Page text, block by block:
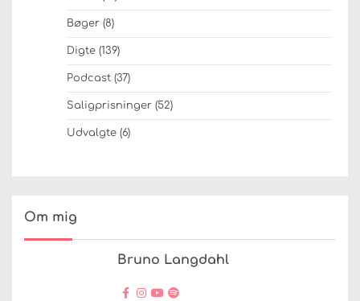
Bøger (8)
Digte (139)
Podcast (37)
Saligprisninger (52)
Udvalgte (6)
Om mig
Bruno Langdahl